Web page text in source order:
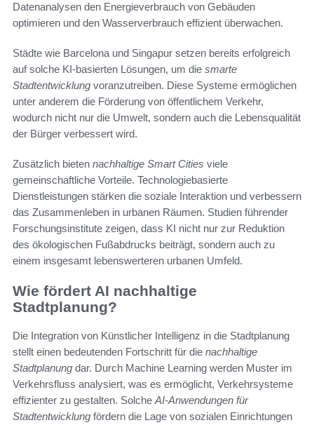
Datenanalysen den Energieverbrauch von Gebäuden
optimieren und den Wasserverbrauch effizient überwachen.
Städte wie Barcelona und Singapur setzen bereits erfolgreich
auf solche KI-basierten Lösungen, um die smarte
Stadtentwicklung voranzutreiben. Diese Systeme ermöglichen
unter anderem die Förderung von öffentlichem Verkehr,
wodurch nicht nur die Umwelt, sondern auch die Lebensqualität
der Bürger verbessert wird.
Zusätzlich bieten nachhaltige Smart Cities viele
gemeinschaftliche Vorteile. Technologiebasierte
Dienstleistungen stärken die soziale Interaktion und verbessern
das Zusammenleben in urbanen Räumen. Studien führender
Forschungsinstitute zeigen, dass KI nicht nur zur Reduktion
des ökologischen Fußabdrucks beiträgt, sondern auch zu
einem insgesamt lebenswerteren urbanen Umfeld.
Wie fördert AI nachhaltige
Stadtplanung?
Die Integration von Künstlicher Intelligenz in die Stadtplanung
stellt einen bedeutenden Fortschritt für die nachhaltige
Stadtplanung dar. Durch Machine Learning werden Muster im
Verkehrsfluss analysiert, was es ermöglicht, Verkehrsysteme
effizienter zu gestalten. Solche AI-Anwendungen für
Stadtentwicklung fördern die Lage von sozialen Einrichtungen